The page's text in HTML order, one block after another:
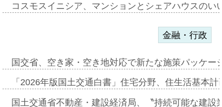
コスモスイニシア、マンションとシェアハウスの
金融・行政
国交省、空き家・空き地対応で新たな施策パッケ
「2026年版国土交通白書」住宅分野、住生活基本
国土交通省不動産・建設経済局、〝持続可能な建